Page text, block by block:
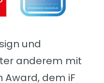
und
anderem mit
Award, dem iF